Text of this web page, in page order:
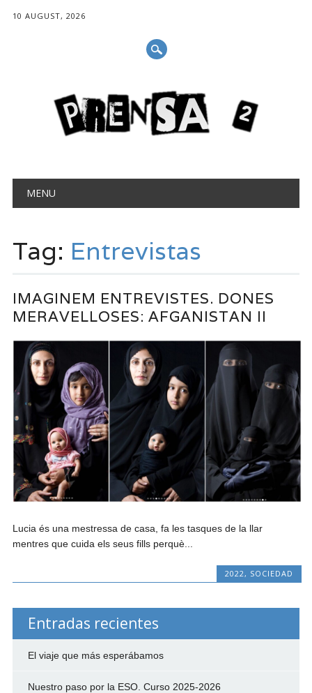
10 AUGUST, 2026
Main menu
MENU
Tag: Entrevistas
IMAGINEM ENTREVISTES. DONES
MERAVELLOSES: AFGANISTAN II
Lucia és una mestressa de casa, fa les tasques de la llar
mentres que cuida els seus fills perquè...
2022, SOCIEDAD
Entradas recientes
El viaje que más esperábamos
Nuestro paso por la ESO. Curso 2025-2026